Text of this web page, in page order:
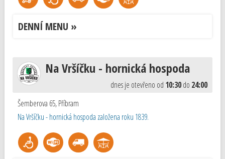
DENNÍ MENU »
Na Vršíčku - hornická hospoda
dnes je otevřeno od 10:30do 24:00
Šemberova 65,Příbram
Na Vršíčku - hornická hospoda založena roku 1839.